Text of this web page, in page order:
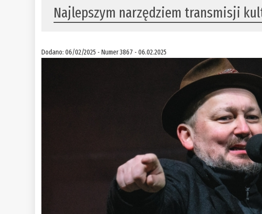
Najlepszym narzędziem transmisji
Dodano: 06/02/2025 - Numer 3867 - 06.02.2025